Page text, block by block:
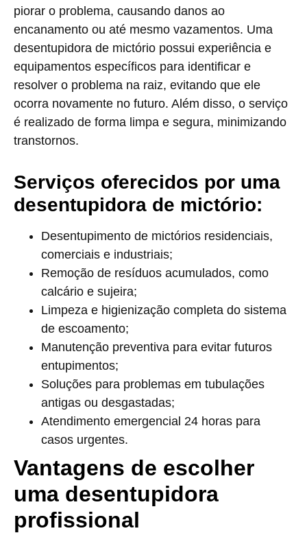
piorar o problema, causando danos ao
encanamento ou até mesmo vazamentos. Uma
desentupidora de mictório possui experiência e
equipamentos específicos para identificar e
resolver o problema na raiz, evitando que ele
ocorra novamente no futuro. Além disso, o serviço
é realizado de forma limpa e segura, minimizando
transtornos.
Serviços oferecidos por uma
desentupidora de mictório:
Desentupimento de mictórios residenciais,
comerciais e industriais;
Remoção de resíduos acumulados, como
calcário e sujeira;
Limpeza e higienização completa do sistema
de escoamento;
Manutenção preventiva para evitar futuros
entupimentos;
Soluções para problemas em tubulações
antigas ou desgastadas;
Atendimento emergencial 24 horas para
casos urgentes.
Vantagens de escolher
uma desentupidora
profissional